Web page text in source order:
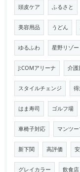
頭皮ケア ふるさと
美容用品 うどん
ゆるふわ 星野リゾー
J:COMアリーナ 介護
スタイルチェンジ
はま寿司 ゴルフ場
車椅子対応 マンツー
新下関 高評価
グレイカラー 飲食店